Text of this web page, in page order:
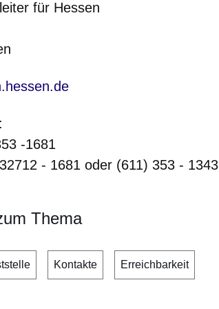
für Hessen
-1681
- 1681 oder (611) 353 - 1343
Thema
Kontakte Erreichbarkeit